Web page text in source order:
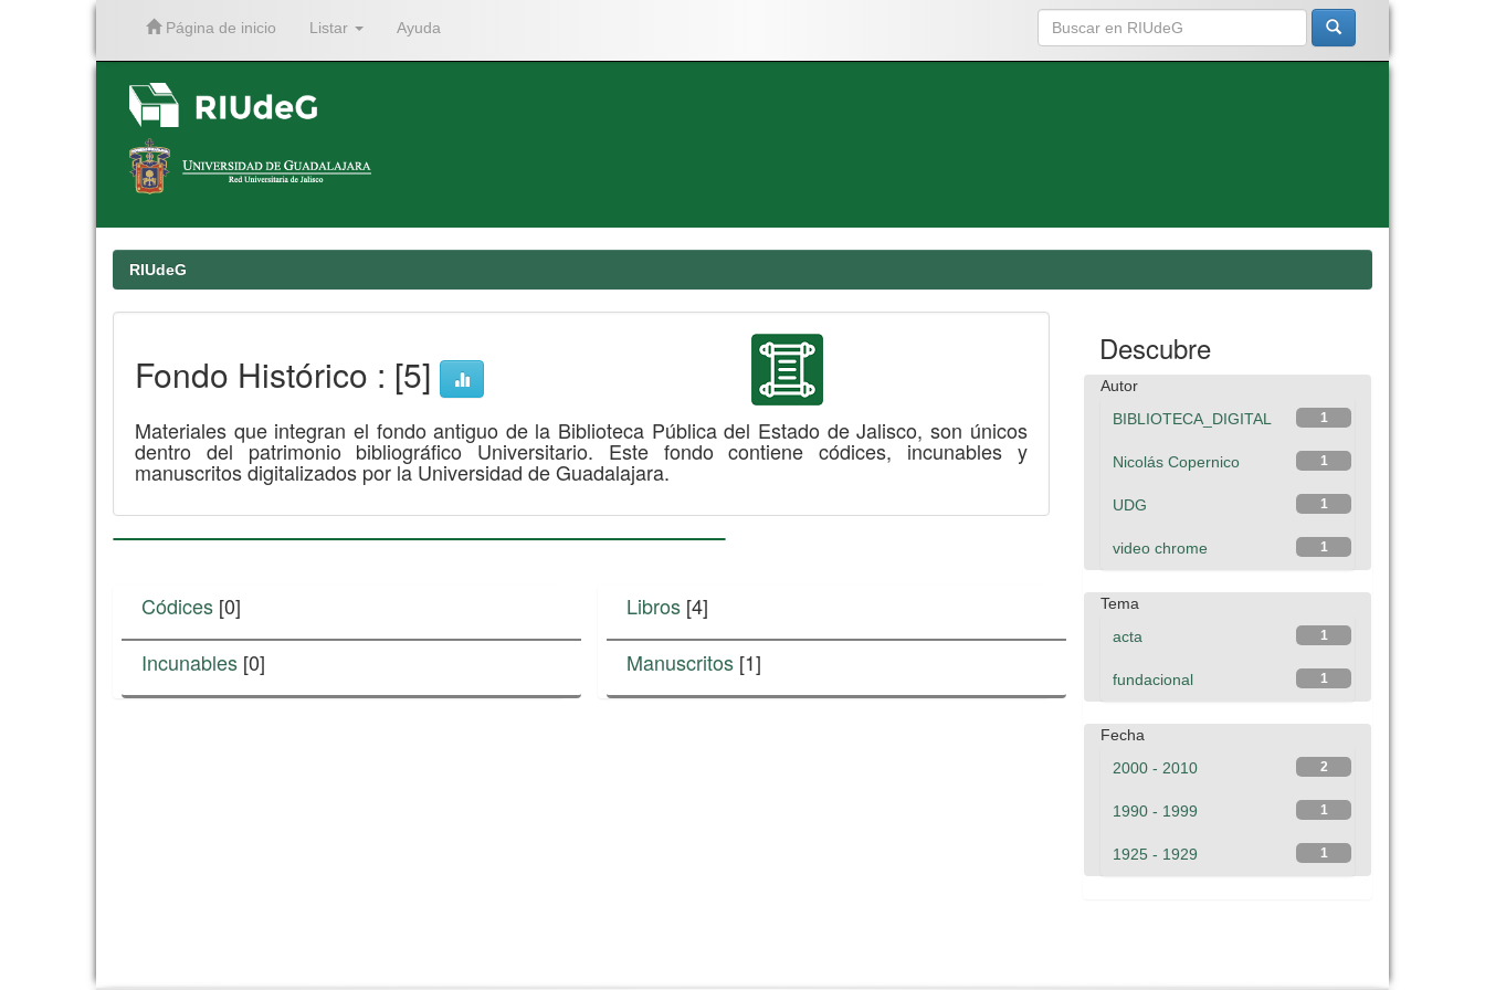
Página de inicio Listar Ayuda
RIUdeG
Fondo Histórico : [5]
Materiales que integran el fondo antiguo de la Biblioteca Pública del Estado de Jalisco, son únicos
dentro del patrimonio bibliográfico Universitario. Este fondo contiene códices, incunables y
manuscritos digitalizados por la Universidad de Guadalajara.
Códices [0]
Incunables [0]
Libros[4]
Manuscritos[1]
Descubre
Autor
1
BIBLIOTECA_DIGITAL
1
Nicolás Copernico
1
UDG
1
video chrome
Tema
1
acta
1
fundacional
Fecha
2
2000 - 2010
1
1990 - 1999
1
1925 - 1929